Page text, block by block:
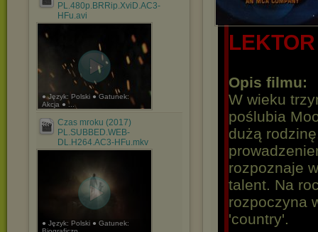
PL.480p.BRRip.XviD.AC3-
HFu.avi
● Język: Polski ● Gatunek:
Akcja ● ...
Czas mroku (2017)
PL.SUBBED.WEB-
DL.H264.AC3-HFu.mkv
● Język: Polski ● Gatunek:
LEKTOR
Opis filmu:
W wieku
poślubia
dużą
rozpoznaje
talent. Na
rozpoczyna
'country'.